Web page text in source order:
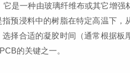
是一种由玻璃纤维布或其它增强
预浸料中的树脂在特定高温下，
择合适的凝胶时间（通常根据板
的关键之一。